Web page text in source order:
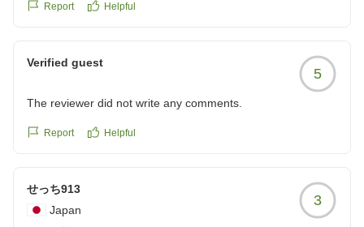
Report Helpful
Verified guest
5
The reviewer did not write any comments.
Report Helpful
せっち913
Japan
3